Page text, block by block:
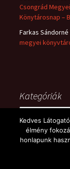
Csongrád Megyei
Könytárosnap –
Farkas Sándorné
megyei
Kategóriák
Kategóriák
Büszke
Kedves
élmény
honlapunk